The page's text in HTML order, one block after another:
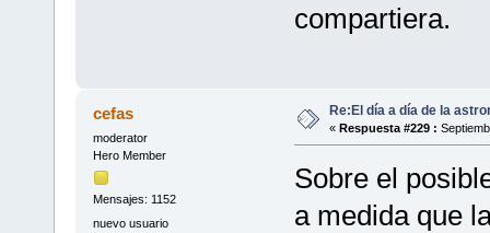
compartiera.
cefas
moderator
Hero Member
Mensajes: 1152
nuevo usuario
Re:El día a día de la
« Respuesta #229 :
Sobre el
a medida que